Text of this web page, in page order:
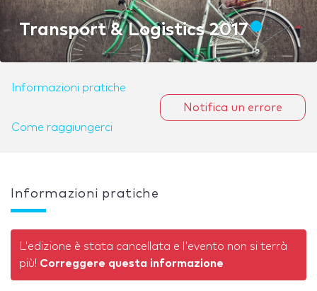
Transport & Logistics 2017
Informazioni pratiche
Come raggiungerci
Notifica un errore
Informazioni pratiche
L'edizione è stata cancellata e l'evento non si terrà
più! Correggere questa informazione